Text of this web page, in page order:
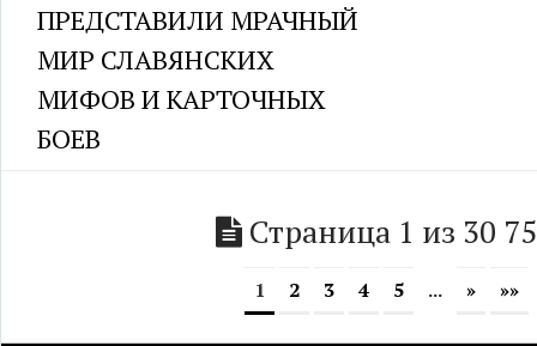
ПРЕДСТАВИЛИ МРАЧНЫЙ
МИР СЛАВЯНСКИХ
МИФОВ И КАРТОЧНЫХ
БОЕВ
Страница 1 из 30
1 2 3 4 5 ... » »»